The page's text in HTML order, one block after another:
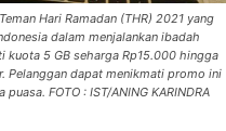
Hari Ramadan (THR) 2021 yang
dalam menjalankan ibadah
kuota 5 GB seharga Rp15.000 hingga
Pelanggan dapat menikmati promo ini
FOTO : IST/ANING KARINDRA